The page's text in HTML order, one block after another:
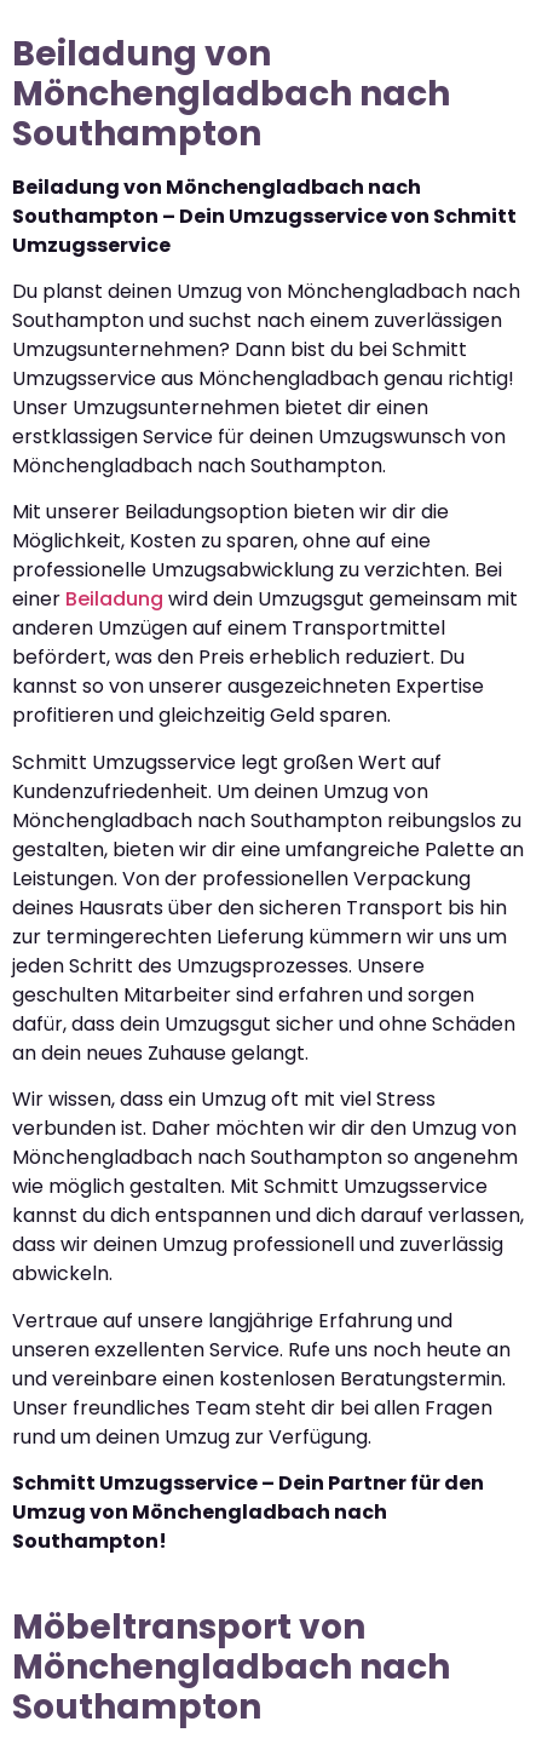
Beiladung von
Mönchengladbach nach
Southampton
Beiladung von Mönchengladbach nach
Southampton – Dein Umzugsservice von Schmitt
Umzugsservice
Du planst deinen Umzug von Mönchengladbach nach
Southampton und suchst nach einem zuverlässigen
Umzugsunternehmen? Dann bist du bei Schmitt
Umzugsservice aus Mönchengladbach genau richtig!
Unser Umzugsunternehmen bietet dir einen
erstklassigen Service für deinen Umzugswunsch von
Mönchengladbach nach Southampton.
Mit unserer Beiladungsoption bieten wir dir die
Möglichkeit, Kosten zu sparen, ohne auf eine
professionelle Umzugsabwicklung zu verzichten. Bei
einer Beiladung wird dein Umzugsgut gemeinsam mit
anderen Umzügen auf einem Transportmittel
befördert, was den Preis erheblich reduziert. Du
kannst so von unserer ausgezeichneten Expertise
profitieren und gleichzeitig Geld sparen.
Schmitt Umzugsservice legt großen Wert auf
Kundenzufriedenheit. Um deinen Umzug von
Mönchengladbach nach Southampton reibungslos zu
gestalten, bieten wir dir eine umfangreiche Palette an
Leistungen. Von der professionellen Verpackung
deines Hausrats über den sicheren Transport bis hin
zur termingerechten Lieferung kümmern wir uns um
jeden Schritt des Umzugsprozesses. Unsere
geschulten Mitarbeiter sind erfahren und sorgen
dafür, dass dein Umzugsgut sicher und ohne Schäden
an dein neues Zuhause gelangt.
Wir wissen, dass ein Umzug oft mit viel Stress
verbunden ist. Daher möchten wir dir den Umzug von
Mönchengladbach nach Southampton so angenehm
wie möglich gestalten. Mit Schmitt Umzugsservice
kannst du dich entspannen und dich darauf verlassen,
dass wir deinen Umzug professionell und zuverlässig
abwickeln.
Vertraue auf unsere langjährige Erfahrung und
unseren exzellenten Service. Rufe uns noch heute an
und vereinbare einen kostenlosen Beratungstermin.
Unser freundliches Team steht dir bei allen Fragen
rund um deinen Umzug zur Verfügung.
Schmitt Umzugsservice – Dein Partner für den
Umzug von Mönchengladbach nach
Southampton!
Möbeltransport von
Mönchengladbach nach
Southampton